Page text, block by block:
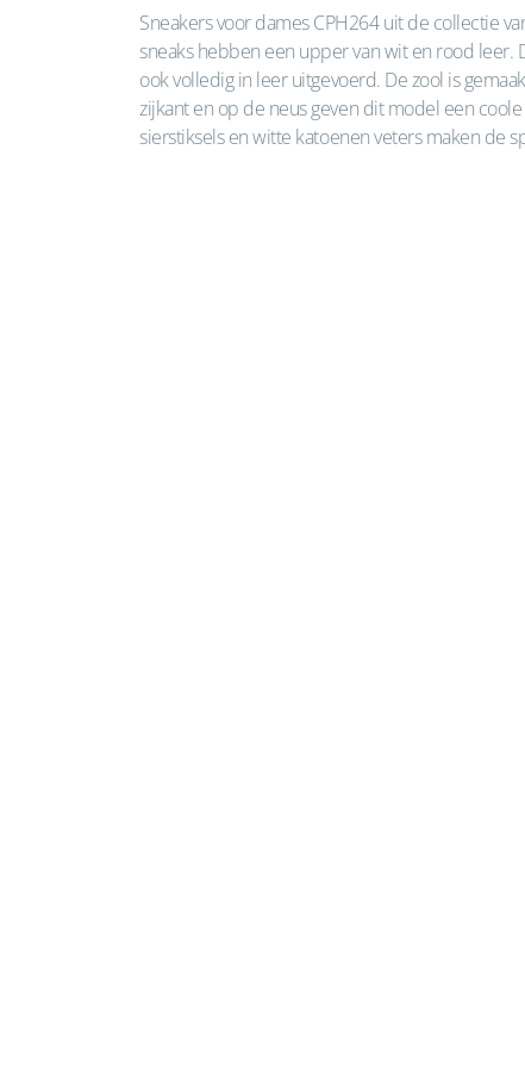
Sneakers voor dames CPH264 uit de collectie
sneaks hebben een upper van wit en rood
ook volledig in leer uitgevoerd. De zool is
zijkant en op de neus geven dit model een
sierstiksels en witte katoenen veters maken de